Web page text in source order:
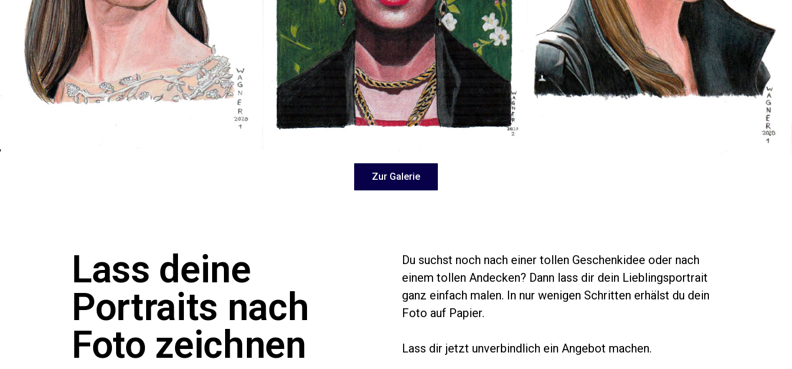
Zur Galerie
Lass deine
Portraits nach
Foto zeichnen
Du suchst noch nach einer tollen Geschenkidee oder nach
einem tollen Andecken? Dann lass dir dein Lieblingsportrait
ganz einfach malen. In nur wenigen Schritten erhälst du dein
Foto auf Papier.
Lass dir jetzt unverbindlich ein Angebot machen.